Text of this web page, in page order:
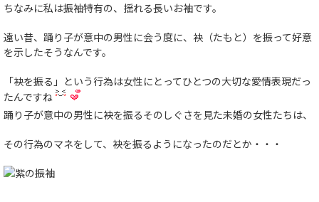
ちなみに私は振袖特有の、揺れる長いお袖です。
遠い昔、踊り子が意中の男性に会う度に、袂（たもと）を振って好意
を示したそうなんです。
「袂を振る」という行為は女性にとってひとつの大切な愛情表現だっ
たんですね
踊り子が意中の男性に袂を振るそのしぐさを見た未婚の女性たちは、
その行為のマネをして、袂を振るようになったのだとか・・・